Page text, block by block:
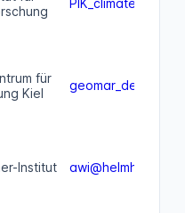
für
Kiel
Institut